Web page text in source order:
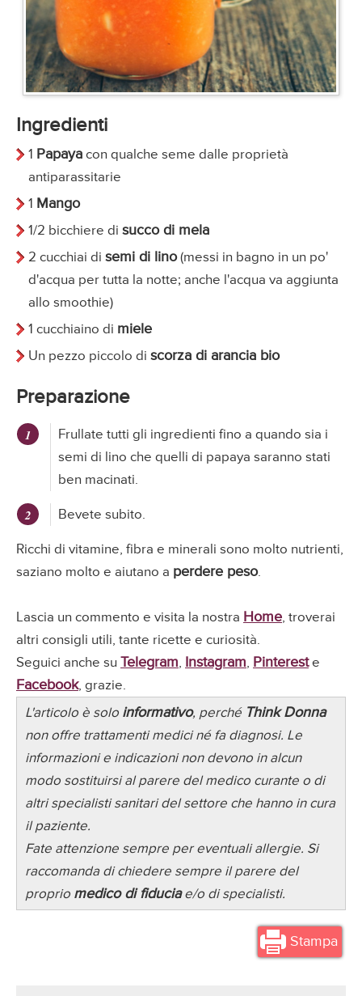
Ingredienti
1 Papaya con qualche seme dalle proprietà
antiparassitarie
1 Mango
1/2 bicchiere di succo di mela
2 cucchiai di semi di lino(messi in bagno in un po'
d'acqua per tutta la notte; anche l'acqua va aggiunta
allo smoothie)
1 cucchiaino di miele
Un pezzo piccolo di scorza di arancia bio
Preparazione
Frullate tutti gli ingredienti fino a quando sia i
semi di lino che quelli di papaya saranno stati
ben macinati.
Bevete subito.
Ricchi di vitamine, fibra e minerali sono molto nutrienti,
saziano molto e aiutano a perdere peso.
Lascia un commento e visita la nostra Home, troverai
altri consigli utili, tante ricette e curiosità.
Seguici anche su Telegram, Instagram, Pintereste
Facebook, grazie.
L'articolo è solo informativo, perché Think Donna
non offre trattamenti medici né fa diagnosi. Le
informazioni e indicazioni non devono in alcun
modo sostituirsi al parere del medico curante o di
altri specialisti sanitari del settore che hanno in cura
il paziente.
Fate attenzione sempre per eventuali allergie. Si
raccomanda di chiedere sempre il parere del
proprio medico di fiduciae/o di specialisti.
Stampa